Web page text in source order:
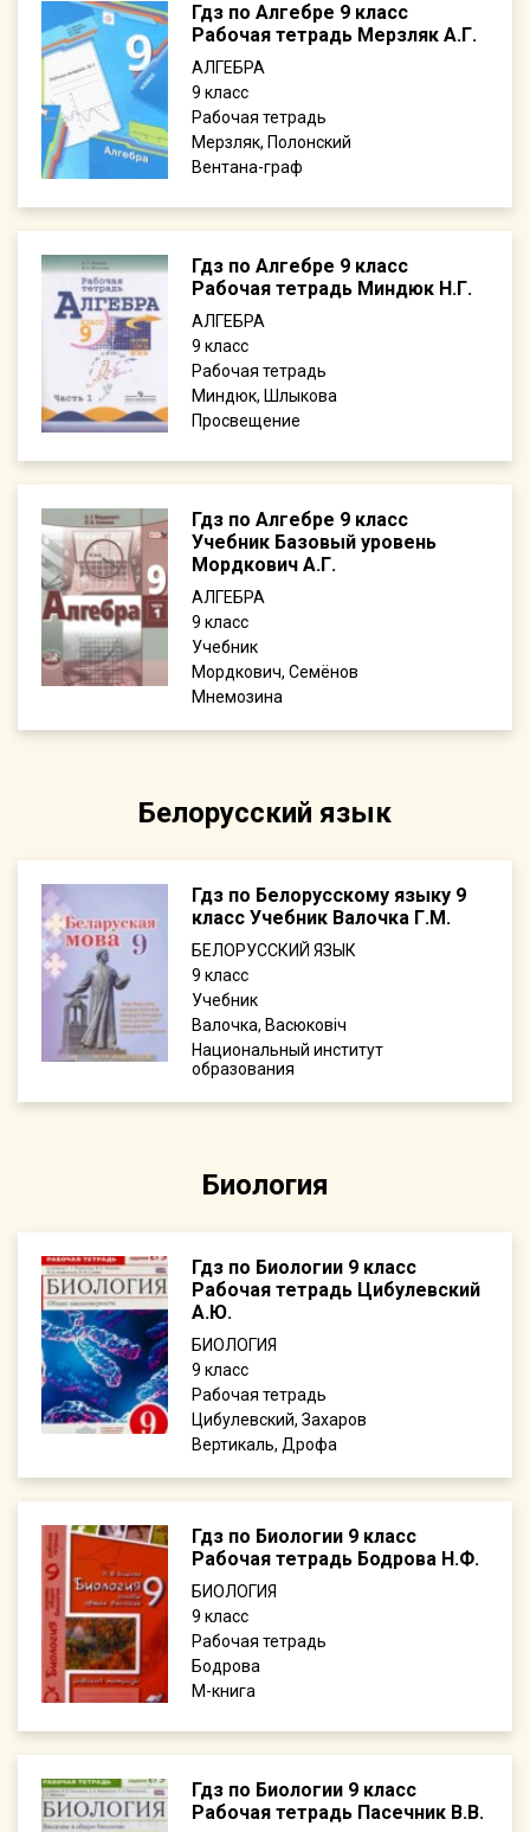
Гдз по Алгебре 9 класс
Рабочая тетрадь Мерзляк А.Г.
АЛГЕБРА
9
Рабочая тетрадь
Мерзляк, Полонский
Вентана-граф
Гдз по Алгебре 9 класс
Рабочая тетрадь Миндюк Н.Г.
АЛГЕБРА
9
Рабочая тетрадь
Миндюк, Шлыкова
Просвещение
Гдз по Алгебре 9 класс
Учебник Базовый уровень
Мордкович А.Г.
АЛГЕБРА
9
Учебник
Мордкович, Семёнов
Мнемозина
Белорусский язык
Гдз по Белорусскому языку 9
класс Учебник Валочка Г.М.
БЕЛОРУССКИЙ ЯЗЫК
9
Учебник
Валочка, Васюковіч
Национальный институт
образования
Биология
Гдз по Биологии 9 класс
Рабочая тетрадь Цибулевский
А.Ю.
БИОЛОГИЯ
9
Рабочая тетрадь
Цибулевский, Захаров
Вертикаль, Дрофа
Гдз по Биологии 9 класс
Рабочая тетрадь Бодрова Н.Ф.
БИОЛОГИЯ
9
Рабочая тетрадь
Бодрова
М-книга
Гдз по Биологии 9 класс
Рабочая тетрадь Пасечник В.В.